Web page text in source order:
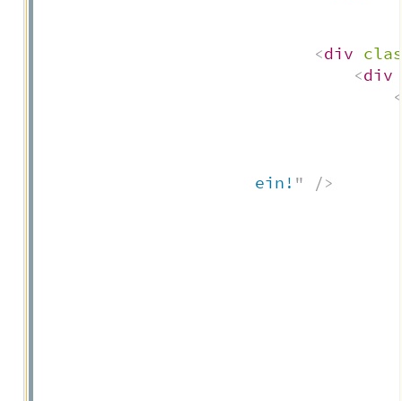
<div
<div
<
                      ein!
" />